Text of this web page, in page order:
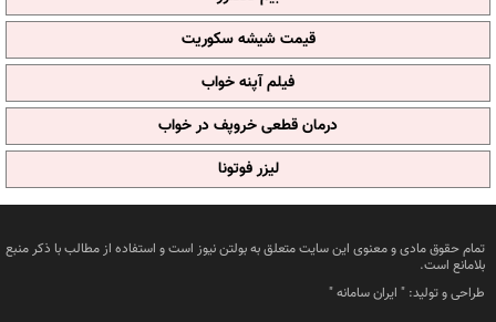
قیمت شیشه سکوریت
فیلم آپنه خواب
درمان قطعی خروپف در خواب
لیزر فوتونا
تمام حقوق مادی و معنوی این سایت متعلق به بولتن نیوز است و استفاده از مطالب با ذکر منبع
بلامانع است.
طراحی و تولید: " ایران سامانه"